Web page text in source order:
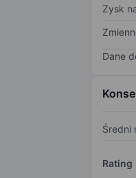
Zysk
Dane
Średni
Rating